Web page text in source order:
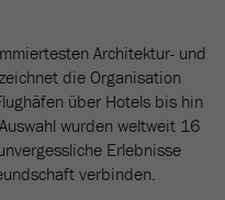
Architektur- und
die Organisation
über Hotels bis hin
wurden weltweit 16
Erlebnisse
verbinden.